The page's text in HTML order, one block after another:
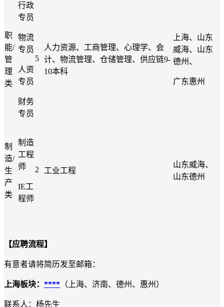
职
能/
管
理
类
行政
专员
物流
专员
人资
专员
财务
专员
5
人力资源、工商管理、心理学、会
计、物流管理、仓储管理、供应链9-
10本科
上海、山东
威海、山东
德州、
广东惠州
制
造/
生
产
类
制造
工程
师
IE工
程师
2 工业工程
山东威海、
山东德州
【应聘流程】
有意者请将简历发至邮箱：
上海板块： **** （上海、济南、德州、惠州）
联系人：杨先生